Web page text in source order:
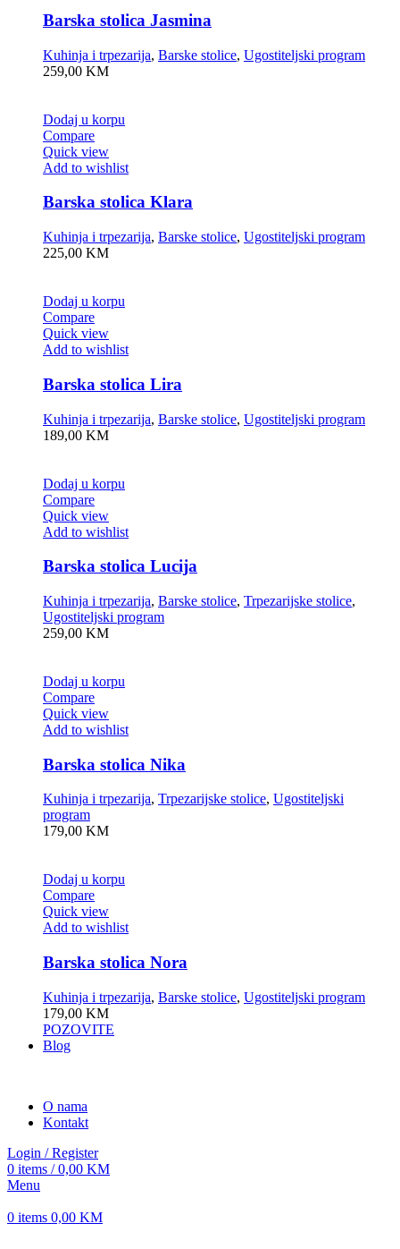
Barska stolica Jasmina
Kuhinja i trpezarija, Barske stolice, Ugostiteljski program
259,00 KM
Dodaj u korpu
Compare
Quick view
Add to wishlist
Barska stolica Klara
Kuhinja i trpezarija, Barske stolice, Ugostiteljski program
225,00 KM
Dodaj u korpu
Compare
Quick view
Add to wishlist
Barska stolica Lira
Kuhinja i trpezarija, Barske stolice, Ugostiteljski program
189,00 KM
Dodaj u korpu
Compare
Quick view
Add to wishlist
Barska stolica Lucija
Kuhinja i trpezarija, Barske stolice, Trpezarijske stolice,
Ugostiteljski program
259,00 KM
Dodaj u korpu
Compare
Quick view
Add to wishlist
Barska stolica Nika
Kuhinja i trpezarija, Trpezarijske stolice, Ugostiteljski
program
179,00 KM
Dodaj u korpu
Compare
Quick view
Add to wishlist
Barska stolica Nora
Kuhinja i trpezarija, Barske stolice, Ugostiteljski program
179,00 KM
POZOVITE
Blog
O nama
Kontakt
Login / Register
0 items / 0,00 KM
Menu
0 items 0,00 KM